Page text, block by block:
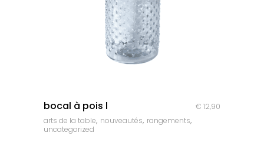
bocal à pois l € 12,90
arts de la table, nouveautés, rangements,
uncategorized